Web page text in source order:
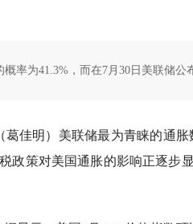
率为41.3%，而在7月30日美联储公
葛佳明）美联储最为青睐的通
政策对美国通胀的影响正逐步